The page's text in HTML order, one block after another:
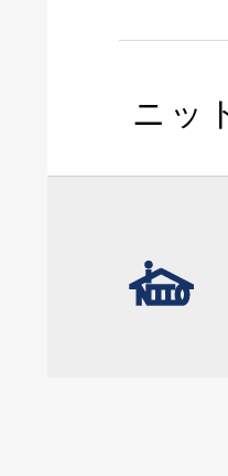
ニッ